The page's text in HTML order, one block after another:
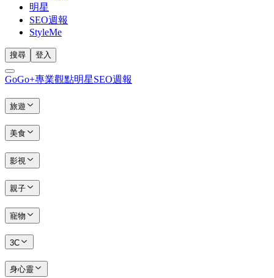
明星
SEO週報
StyleMe
搜尋 登入
GoGo+專業觀點明星SEO週報
旅遊
美食
影視
親子
寵物
3C
身心靈